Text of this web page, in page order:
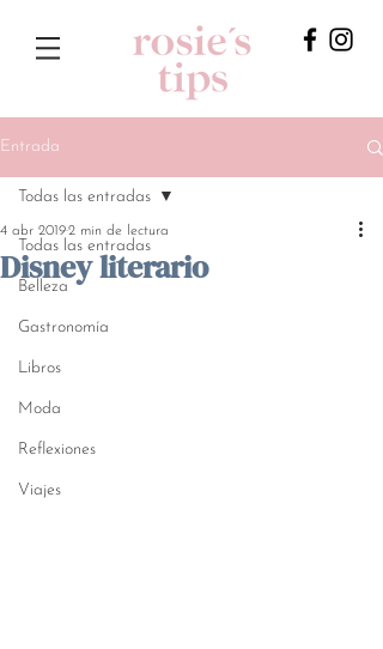
Entrada
Todas las entradas
Belleza
Gastronomía
Libros
Moda
Reflexiones
Viajes
Todas las entradas
Disney literario
4 abr 20192 min de lectura